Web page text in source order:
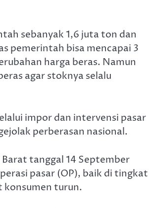
sebanyak 1,6 juta ton dan
pemerintah bisa mencapai 3
harga beras. Namun
agar stoknya selalu
impor dan intervensi pasar
perberasan nasional.
Barat tanggal 14 September
pasar (OP), baik di tingkat
konsumen turun.